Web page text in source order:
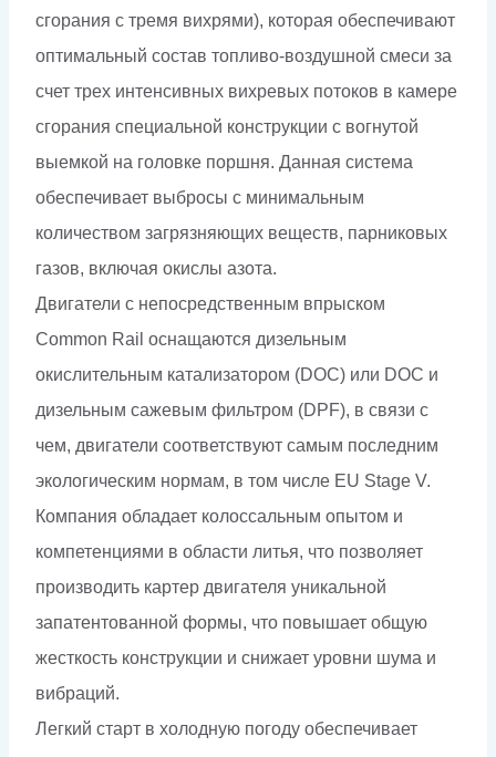
сгорания с тремя вихрями), которая обеспечивают
оптимальный состав топливо-воздушной смеси за
счет трех интенсивных вихревых потоков в камере
сгорания специальной конструкции с вогнутой
выемкой на головке поршня. Данная система
обеспечивает выбросы с минимальным
количеством загрязняющих веществ, парниковых
газов, включая окислы азота.
Двигатели с непосредственным впрыском
Common Rail оснащаются дизельным
окислительным катализатором (DOC) или DOC и
дизельным сажевым фильтром (DPF), в связи с
чем, двигатели соответствуют самым последним
экологическим нормам, в том числе EU Stage V.
Компания обладает колоссальным опытом и
компетенциями в области литья, что позволяет
производить картер двигателя уникальной
запатентованной формы, что повышает общую
жесткость конструкции и снижает уровни шума и
вибраций.
Легкий старт в холодную погоду обеспечивает